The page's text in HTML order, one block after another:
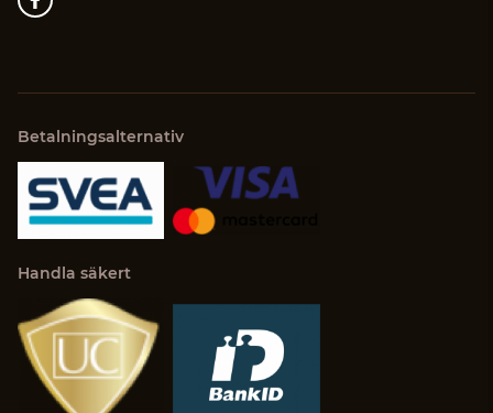
Betalningsalternativ
Handla säkert